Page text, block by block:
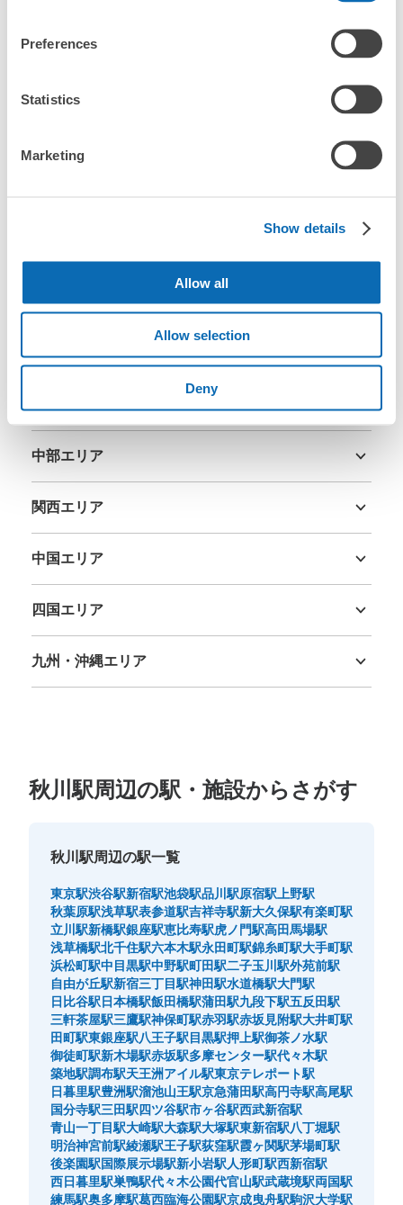
Preferences
Statistics
Marketing
Show details
Allow all
Allow selection
Deny
サクサク快適！まずはアプリをダ
エリア
北海道・東北エリア
茨城県栃木県群馬県埼玉県千葉県東京都神奈川県
中部エリア
関西エリア
中国エリア
四国エリア
九州・沖縄エリア
秋川駅周辺の駅・施設からさがす
秋川駅周辺の駅一覧
東京駅渋谷駅新宿駅池袋駅品川駅原宿駅 上野駅
秋葉原駅浅草駅表参道駅吉祥寺駅新大久保駅有楽町駅
立川駅新橋駅銀座駅恵比寿駅虎ノ門駅高田馬場駅
浅草橋駅北千住駅六本木駅永田町駅錦糸町駅大手町駅
浜松町駅中目黒駅中野駅町田駅二子玉川駅外苑前駅
自由が丘駅新宿三丁目駅神田駅水道橋駅大門駅
日比谷駅日本橋駅飯田橋駅蒲田駅九段下駅五反田駅
三軒茶屋駅三鷹駅神保町駅赤羽駅赤坂見附駅大井町駅
田町駅東銀座駅八王子駅目黒駅押上駅御茶ノ水駅
御徒町駅新木場駅赤坂駅多摩センター駅代々木駅
築地駅調布駅天王洲アイル駅東京テレポート駅
日暮里駅豊洲駅溜池山王駅京急蒲田駅高円寺駅高尾駅
国分寺駅三田駅四ツ谷駅市ヶ谷駅西武新宿駅
青山一丁目駅大崎駅大森駅大塚駅東新宿駅八丁堀駅
明治神宮前駅綾瀬駅王子駅荻窪駅霞ヶ関駅茅場町駅
後楽園駅国際展示場駅新小岩駅 人形町駅西新宿駅
西日暮里駅巣鴨駅代々木公園代官山駅武蔵境駅両国駅
練馬駅奥多摩駅葛西臨海公園駅京成曳舟駅駒沢大学駅